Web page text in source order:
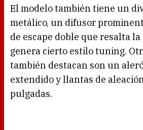
El modelo también tiene un
metálico, un difusor
de escape doble que resalta
genera cierto estilo tuning.
también destacan son un
extendido y llantas de
pulgadas.